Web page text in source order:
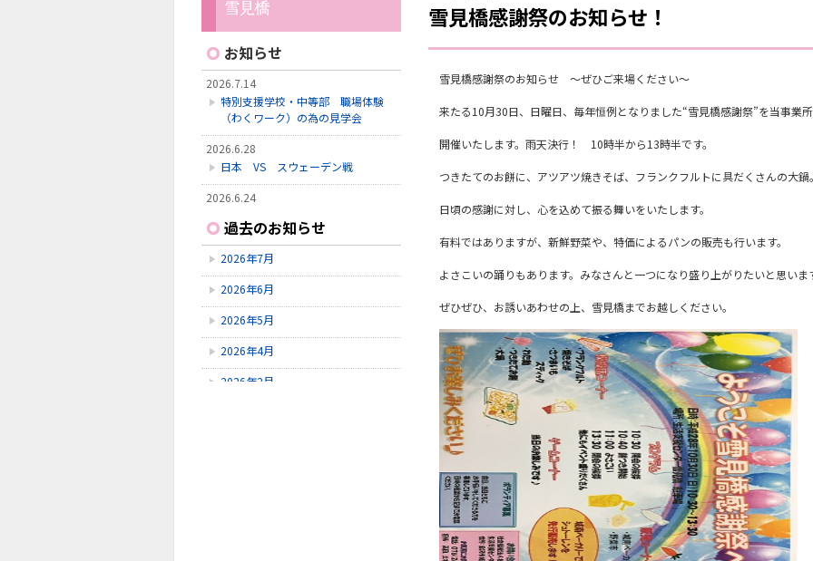
雪見橋感謝祭のお知らせ！
雪見橋感謝祭のお知らせ ～ぜひご来場ください～
来たる10月30日、日曜日、毎年恒例となりました“雪見橋感謝祭”を当事業
開催いたします。雨天決行！ 10時半から13時半です。
つきたてのお餅に、アツアツ焼きそば、フランクフルトに具だくさんの大鍋
日頃の感謝に対し、心を込めて振る舞いをいたします。
有料ではありますが、新鮮野菜や、特価によるパンの販売も行います。
よさこいの踊りもあります。みなさんと一つになり盛り上がりたいと思いま
ぜひぜひ、お誘いあわせの上、雪見橋までお越しください。
お知らせ
2026.7.14
特別支援学校・中等部 職場体験
（わくワーク）の為の見学会
2026.6.28
日本 VS スウェーデン戦
2026.6.24
2026.6.23
雪見橋野菜市
2026.6.23
雪見橋の大掃除を行いました。
過去のお知らせ
2026年7月
2026年6月
2026年5月
2026年4月
2026年2月